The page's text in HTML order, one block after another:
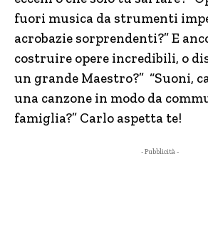
fuori musica da strumenti
acrobazie sorprendenti?” E
costruire opere incredibili, o
un grande Maestro?” “Suoni,
una canzone in modo da
famiglia?” Carlo aspetta te!
- Pubblicità -